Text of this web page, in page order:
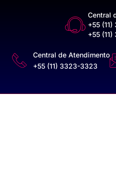
Central
+55
+55
Central de Atendimento
+55 (11) 3323-3323